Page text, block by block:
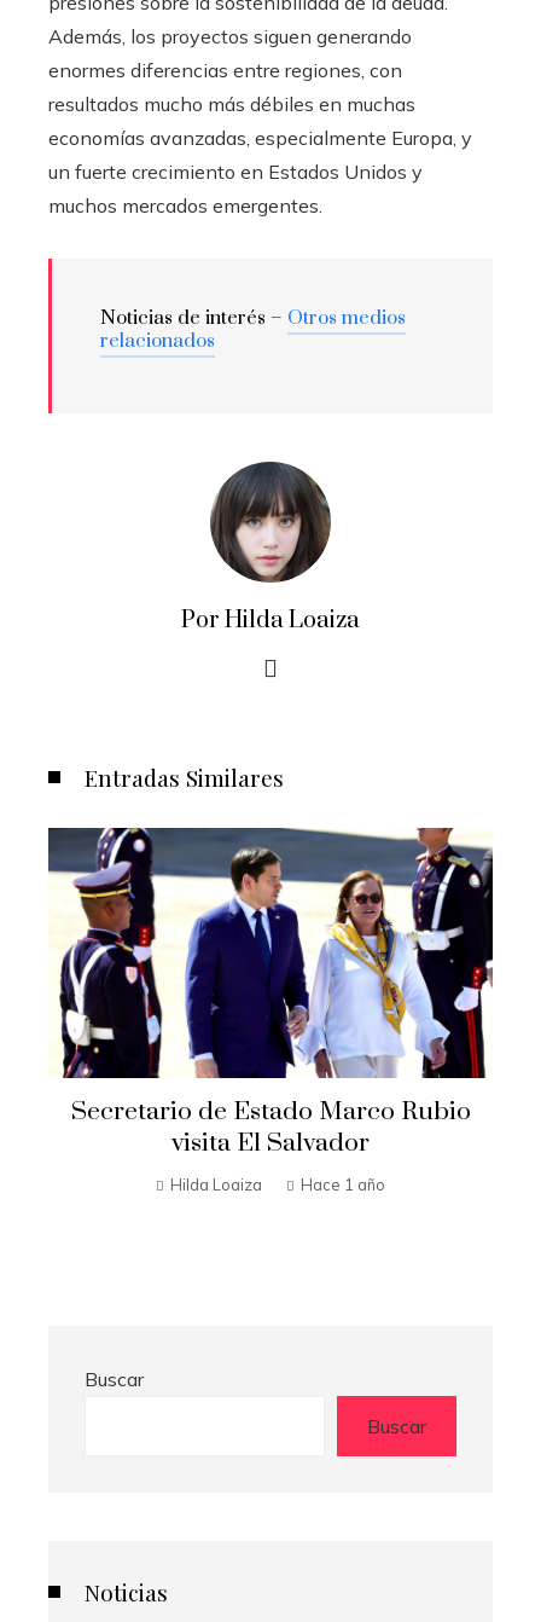
Además, los proyectos siguen generando
enormes diferencias entre regiones, con
resultados mucho más débiles en muchas
economías avanzadas, especialmente Europa, y
un fuerte crecimiento en Estados Unidos y
muchos mercados emergentes.
Noticias de interés – Otros medios
relacionados
Por Hilda Loaiza
Entradas Similares
Secretario de Estado Marco Rubio
visita El Salvador
Hilda Loaiza Hace 1 año
Buscar
Buscar
Noticias